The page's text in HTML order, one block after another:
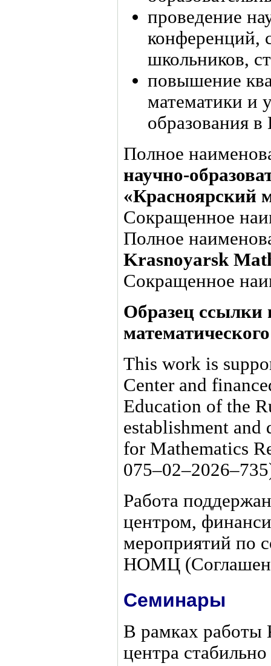
проведение
конференций,
школьников,
повышение
математики и
образования
Полное
научно-
«Красноярский
Сокращенное
Полное
Krasnoyarsk
Сокращенное
Образец ссылки
This work is
Center and
Education of the
establishment and
for Mathematics
075–02–2026–735
Работа
центром,
мероприятий по
НОМЦ
Семинары
В рамках работы
центра